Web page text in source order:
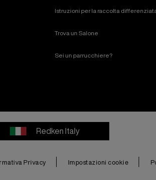
Istruzioni per la raccolta
Trova un Salone
Sei un parrucchiere?
Redken Italy
Privacy Impostazioni cookie